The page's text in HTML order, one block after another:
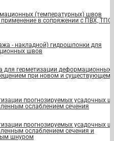
(температурных) швов
в сопряжении с ПВХ, ТПО
- накладной) гидрошпонки для
швов
для герметизации деформационных
при новом и существующем
прогнозируемых усадочных
ослаблением сечения
прогнозируемых усадочных
ослаблением сечения и
шнуром